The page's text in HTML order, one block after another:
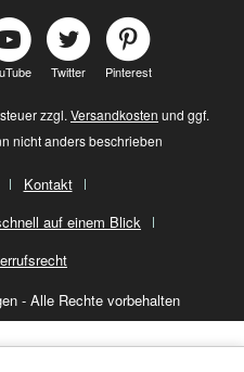
Twitter Pinterest
zzgl. Versandkosten und ggf.
nicht anders beschrieben
Kontakt
auf einem Blick
- Alle Rechte vorbehalten